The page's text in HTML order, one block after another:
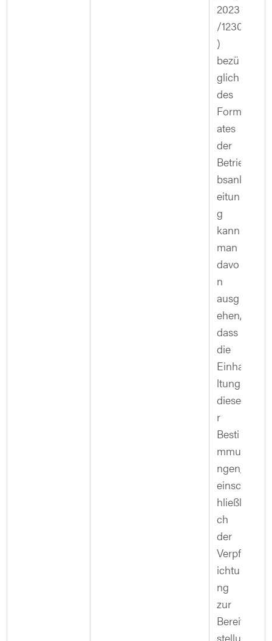
2023
/1230
)
bezü
glich
des
Form
ates
der
Betrie
bsanl
eitun
g
kann
man
davo
n
ausg
ehen,
dass
die
Einha
ltung
diese
r
Besti
mmu
ngen,
einsc
hließli
ch
der
Verpfl
ichtu
ng
zur
Bereit
stellu